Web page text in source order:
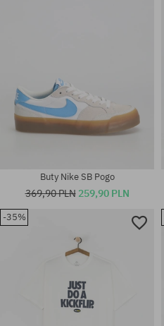
Dostępne rozmiary:
36.5; 37.5; 38; 38.5; 39; 40;
40.5; 41; 42; 42.5; 43; 44; 44.5;
45; 45.5; 46; 47.5; 48.5
Buty Nike SB Pogo
369,90 PLN 259,90 PLN
-35%